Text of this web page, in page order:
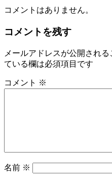
コメントはありません。
コメントを残す
メールアドレスが公開される
ている欄は必須項目です
コメント ※
名前 ※